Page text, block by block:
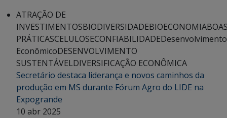
ATRAÇÃO DE
INVESTIMENTOSBIODIVERSIDADEBIOECONOMIA
PRÁTICASCELULOSECONFIABILIDADEDesenvolvimento
EconômicoDESENVOLVIMENTO
SUSTENTÁVELDIVERSIFICAÇÃO ECONÔMICA
Secretário destaca liderança e novos caminhos da
produção em MS durante Fórum Agro do LIDE na
Expogrande
10 abr 2025